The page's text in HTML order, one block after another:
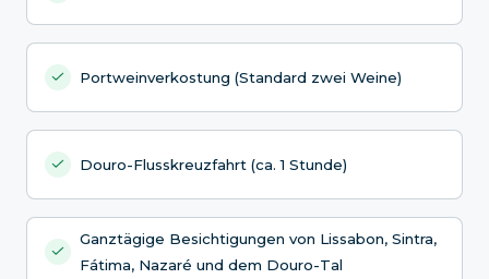
Portweinverkostung (Standard zwei Weine)
Douro-Flusskreuzfahrt (ca. 1 Stunde)
Ganztägige Besichtigungen von Lissabon, Sintra,
Fátima, Nazaré und dem Douro-Tal